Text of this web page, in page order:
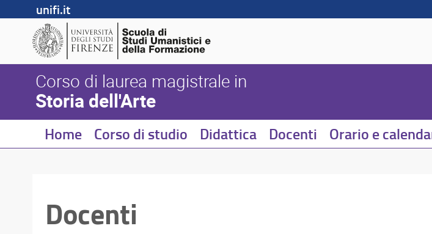
unifi.it
Corso di laurea magistrale in
Storia dell'Arte
Home Corso di studio Didattica Docenti Orario e
Docenti